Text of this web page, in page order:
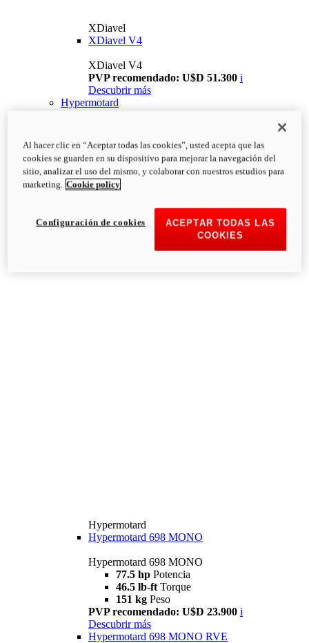
XDiavel
XDiavel V4
XDiavel V4
PVP recomendado: U$D 51.300 i
Descubrir más
Hypermotard
Hypermotard
Hypermotard 698 MONO
Hypermotard 698 MONO
77.5 hp Potencia
46.5 lb-ft Torque
151 kg Peso
PVP recomendado: U$D 23.900 i
Descubrir más
Hypermotard 698 MONO RVE
Al hacer clic en “Aceptar todas las cookies”, usted acepta que las
cookies se guarden en su dispositivo para mejorar la navegación del
sitio, analizar el uso del mismo, y colaborar con nuestros estudios para
marketing. Cookie policy
ACEPTAR TODAS LAS
COOKIES
Configuración de cookies